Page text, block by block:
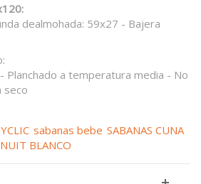
dealmohada: 59x27 - Bajera
- Planchado a temperatura media - No
seco
sabanas bebe SABANAS CUNA
NUIT BLANCO